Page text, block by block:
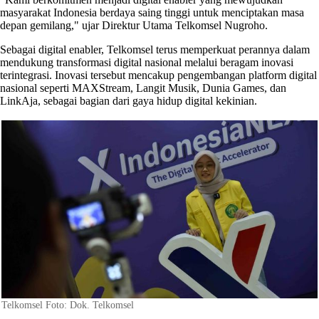
masyarakat Indonesia berdaya saing tinggi untuk menciptakan masa
depan gemilang," ujar Direktur Utama Telkomsel Nugroho.
Sebagai digital enabler, Telkomsel terus memperkuat perannya dalam
mendukung transformasi digital nasional melalui beragam inovasi
terintegrasi. Inovasi tersebut mencakup pengembangan platform digital
nasional seperti MAXStream, Langit Musik, Dunia Games, dan
LinkAja, sebagai bagian dari gaya hidup digital kekinian.
Telkomsel Foto: Dok. Telkomsel